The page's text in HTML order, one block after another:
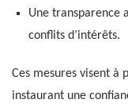
Une transparence
conflits d’intérêts.
Ces mesures visent à
instaurant une